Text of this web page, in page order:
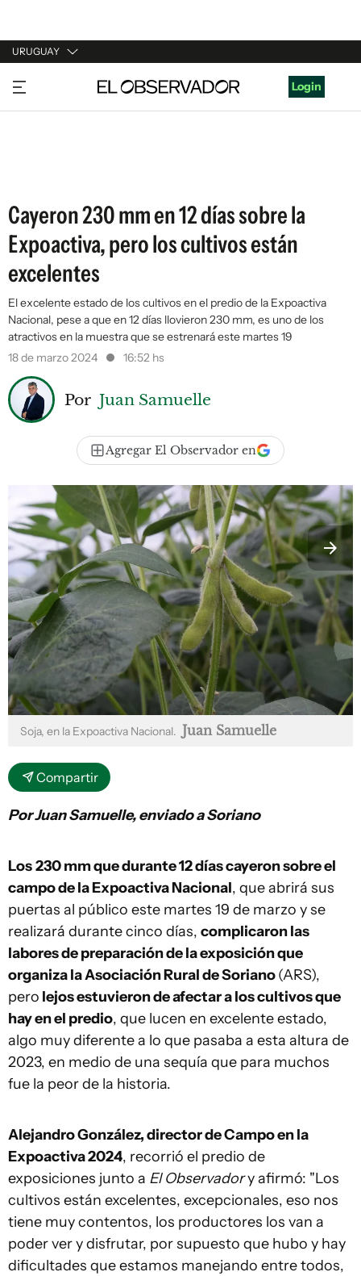
URUGUAY
URUGUAY
ARGENTINA
Login
Cayeron 230 mm en 12 días sobre la
Expoactiva, pero los cultivos están
excelentes
El excelente estado de los cultivos en el predio de la Expoactiva
Nacional, pese a que en 12 días llovieron 230 mm, es uno de los
atractivos en la muestra que se estrenará este martes 19
18 de marzo 2024
16:52 hs
Por Juan Samuelle
Agregar El Observador en
Soja, en la Expoactiva Nacional. Juan Samuelle
Compartir
Por Juan Samuelle, enviado a Soriano
Los230 mm que durante 12 días cayeron sobre el
campo de la Expoactiva Nacional, que abrirá sus
puertas al público este martes 19 de marzo y se
realizará durante cinco días, complicaron las
labores de preparación de la exposición que
organiza la Asociación Rural de Soriano(ARS),
pero lejos estuvieron de afectar a los cultivos que
hay en el predio, que lucen en excelente estado,
algo muy diferente a lo que pasaba a esta altura de
2023, en medio de una sequía que para muchos
fue la peor de la historia.
Alejandro González, director de Campo en la
Expoactiva 2024, recorrió el predio de
exposiciones junto a El Observadory afirmó: "Los
cultivos están excelentes, excepcionales, eso nos
tiene muy contentos, los productores los van a
poder ver y disfrutar, por supuesto que hubo y hay
dificultades que estamos manejando entre todos,